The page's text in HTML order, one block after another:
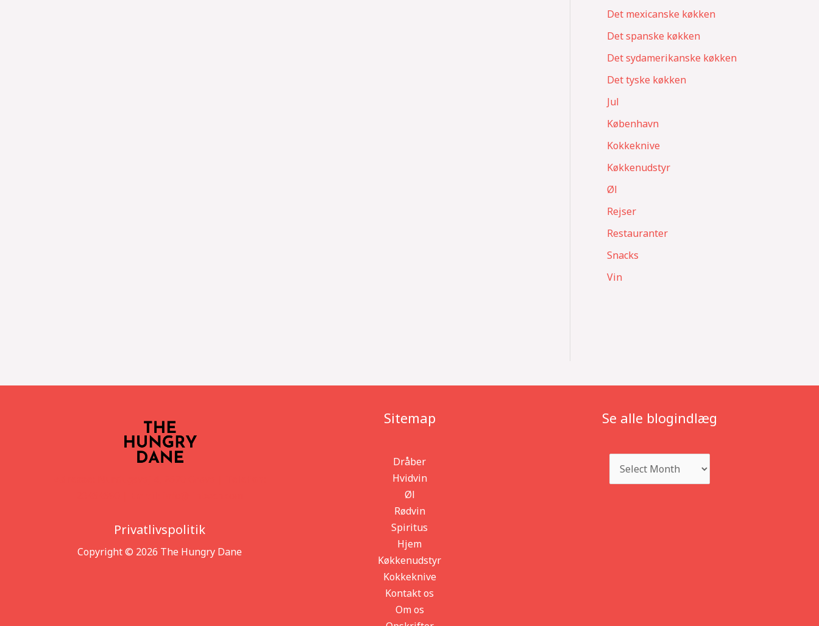
Det mexicanske køkken
Det spanske køkken
Det sydamerikanske køkken
Det tyske køkken
Jul
København
Kokkeknive
Køkkenudstyr
Øl
Rejser
Restauranter
Snacks
Vin
Privatlivspolitik
Copyright © 2026 The Hungry Dane
Sitemap
Dråber
Hvidvin
Øl
Rødvin
Spiritus
Hjem
Køkkenudstyr
Kokkeknive
Kontakt os
Om os
Se alle blogindlæg